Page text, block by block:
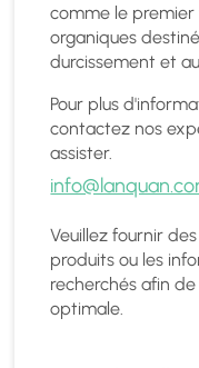
comme le
organiques
durcissement et
Pour plus
contactez nos
assister.
Veuillez fournir
produits ou les
recherchés afin
optimale.